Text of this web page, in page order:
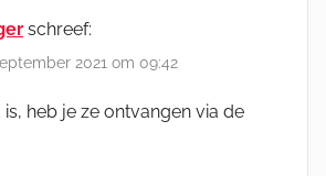
schreef:
2021 om 09:42
heb je ze ontvangen via de